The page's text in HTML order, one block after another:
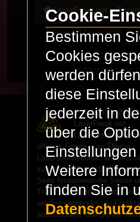
LaserFreak.net
Powered byphpBB®
Deutsche
PRIVACY_LINK|
© Copyright 2025 -
LaserFreak.net
LaserFreak ist ein
offenes Forum zum Thema
Lasershowtechnik. Wir sind
kommerziell und die Banner
Seite finanzieren die Server
Traffic. Einnahmen von Fan
werden verwendet um
auszurichten. Die Server
Cookie-
Bestimmen
Cookies
werden
diese
jederzeit in
über die
Weitere
finden Sie in